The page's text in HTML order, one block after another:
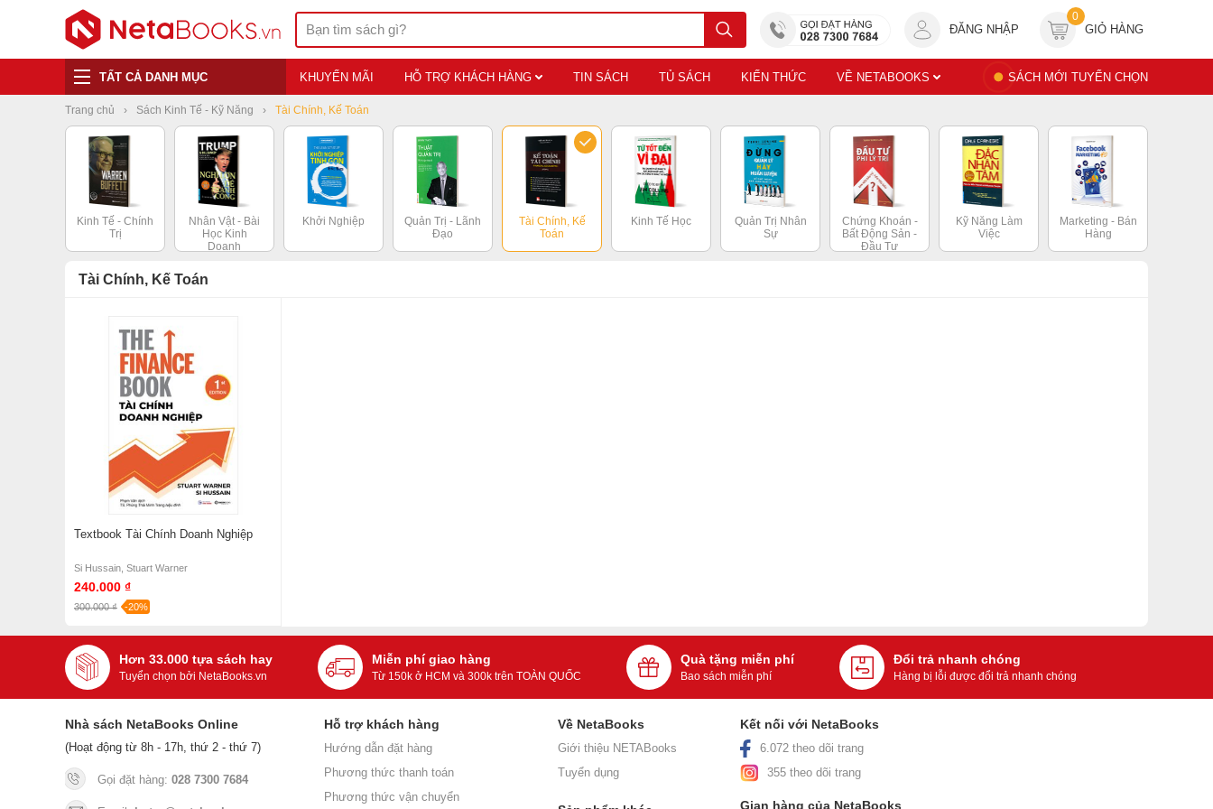
ĐĂNG NHẬP
0
GIỎ HÀNG
TẤT CẢ DANH MỤC KHUYẾN MÃI HỖ TRỢ KHÁCH HÀNG TIN SÁCH TỦ SÁCH KIẾN THỨC VỀ NETABOOKS SÁCH MỚI TUYỂN CHỌN
Trang chủ Sách Kinh Tế - Kỹ Năng Tài Chính, Kế Toán
Kinh Tế - Chính
Trị
Nhân Vật - Bài
Học Kinh
Doanh
Khởi Nghiệp
Quản Trị - Lãnh
Đạo
Tài Chính, Kế
Toán
Kinh Tế Học
Quản Trị Nhân
Sự
Chứng Khoán -
Bất Động Sản -
Đầu Tư
Kỹ Năng Làm
Việc
Marketing - Bán
Hàng
Tài Chính, Kế Toán
Textbook Tài Chính Doanh Nghiệp
Si Hussain, Stuart Warner
240.000 ₫
300.000 ₫ -20%
Hơn 33.000 tựa sách hay
Tuyển chọn bởi NetaBooks.vn
Miễn phí giao hàng
Từ 150k ở HCM và 300k trên TOÀN QUỐC
Quà tặng miễn phí
Bao sách miễn phí
Đổi trả nhanh chóng
Hàng bị lỗi được đổi trả nhanh chóng
Nhà sách NetaBooks Online
(Hoạt động từ 8h - 17h, thứ 2 - thứ 7)
Gọi đặt hàng: 028 7300 7684
Hỗ trợ khách hàng
Hướng dẫn đặt hàng
Phương thức thanh toán
Phương thức vận chuyển
Về NetaBooks
Giới thiệu NETABooks
Tuyển dụng
Kết nối với NetaBooks
6.072 theo dõi trang
355 theo dõi trang
Gian hàng của NetaBooks